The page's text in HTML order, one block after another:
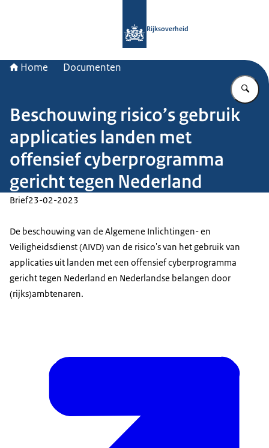
Rijksoverheid
Home Documenten
Beschouwing risico’s gebruik
applicaties landen met
offensief cyberprogramma
gericht tegen Nederland
Brief23-02-2023
De beschouwing van de Algemene Inlichtingen- en
Veiligheidsdienst (AIVD) van de risico's van het gebruik van
applicaties uit landen met een offensief cyberprogramma
gericht tegen Nederland en Nederlandse belangen door
(rijks)ambtenaren.